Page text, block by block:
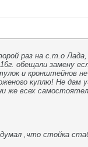
раз на с.т.о
обещали замену
и кронштейнов
куплю! Не дам
же всех
,что стойка